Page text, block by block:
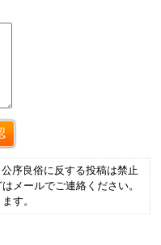
序良俗に反する投稿は禁止
メールでご連絡ください。
す。